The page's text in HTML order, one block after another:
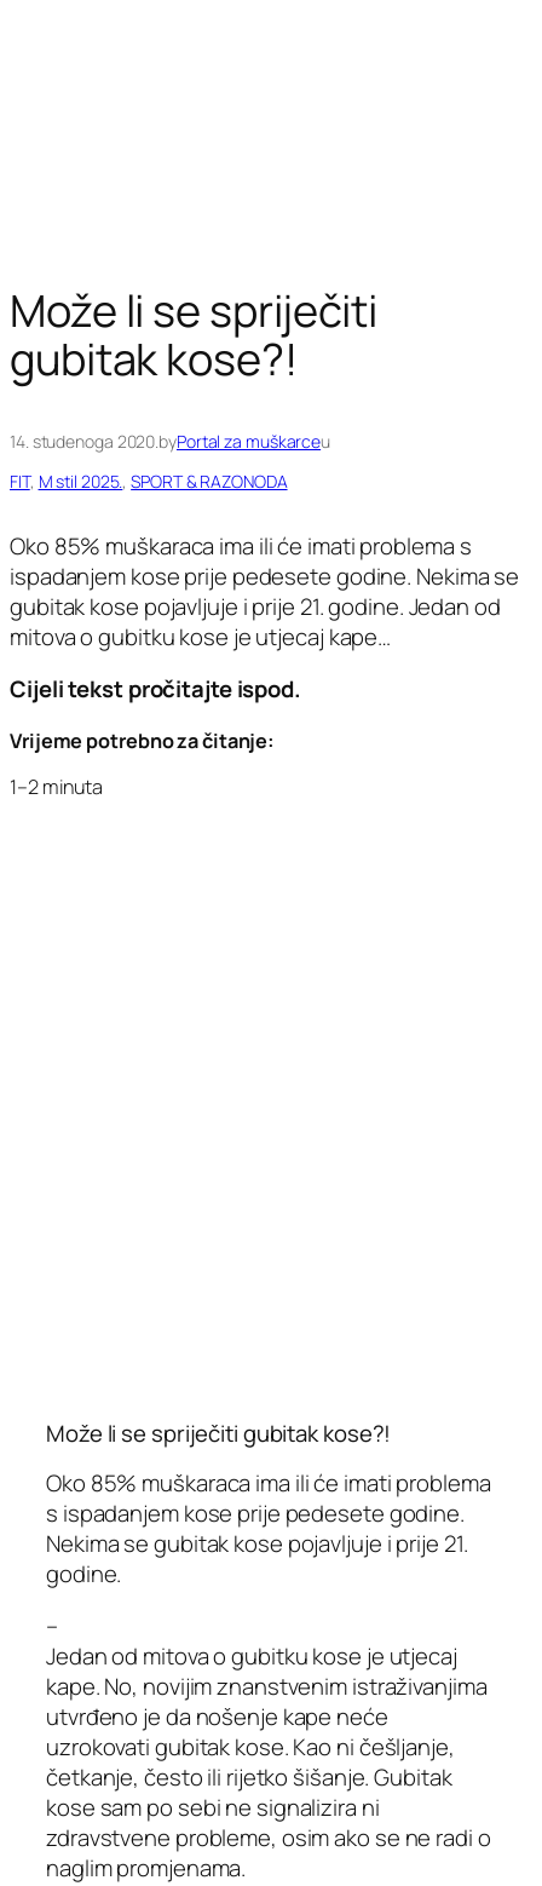
Može li se spriječiti
gubitak kose?!
14. studenoga 2020.byPortal za muškarceu
FIT, M stil 2025., SPORT & RAZONODA
Oko 85% muškaraca ima ili će imati problema s
ispadanjem kose prije pedesete godine. Nekima se
gubitak kose pojavljuje i prije 21. godine. Jedan od
mitova o gubitku kose je utjecaj kape…
Cijeli tekst pročitajte ispod.
Vrijeme potrebno za čitanje:
1–2 minuta
Može li se spriječiti gubitak kose?!
Oko 85% muškaraca ima ili će imati problema
s ispadanjem kose prije pedesete godine.
Nekima se gubitak kose pojavljuje i prije 21.
godine.
–
Jedan od mitova o gubitku kose je utjecaj
kape. No, novijim znanstvenim istraživanjima
utvrđeno je da nošenje kape neće
uzrokovati gubitak kose. Kao ni češljanje,
četkanje, često ili rijetko šišanje. Gubitak
kose sam po sebi ne signalizira ni
zdravstvene probleme, osim ako se ne radi o
naglim promjenama.